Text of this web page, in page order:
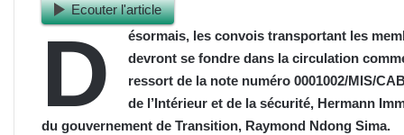
Ecouter l'article
D
ésormais, les convois transportant les
devront se fondre dans la circulation
ressort de la note numéro 0001002/MIS/
de l’Intérieur et de la sécurité, Hermann
du gouvernement de Transition, Raymond Ndong Sima.